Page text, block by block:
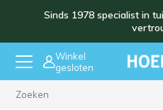
Sinds 1978 specialist in
Winkel
gesloten